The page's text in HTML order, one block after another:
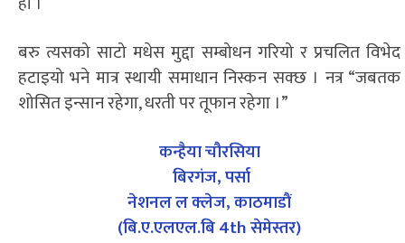
बरु त्यसको साटो मधेस मुद्दा सम्बोधन गरियो र प्रचलित विभेद
हटाइयो भने मात्र स्थायी समाधान निस्कन सक्छ । नत्र “जबतक
शोसित इन्सान रहेगा, धरती पर तूफान रहेगा ।”
कन्हैया चौरसिया
बिरगंज, पर्सा
नेशनल ल क्लेज, काठमाडौं
(बि.ए.एलएल.बि 4th सेमेस्तर)